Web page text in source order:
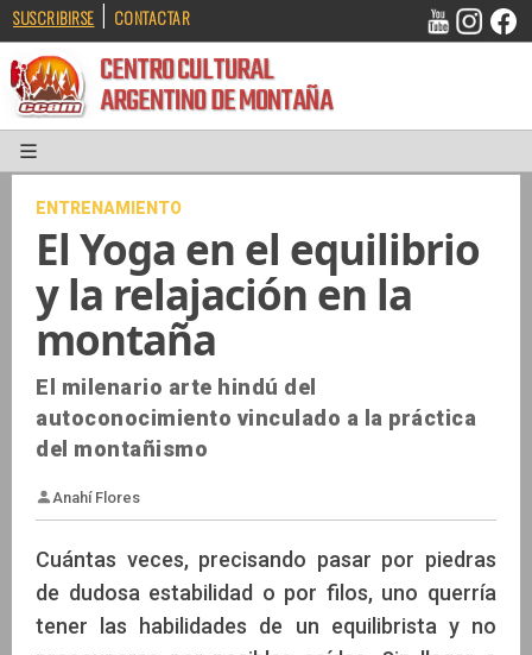
SUSCRIBIRSE | CONTACTAR
CENTRO CULTURAL
ARGENTINO DE MONTAÑA
ENTRENAMIENTO
El Yoga en el equilibrio
y la relajación en la
montaña
El milenario arte hindú del
autoconocimiento vinculado a la práctica
del montañismo
Anahí Flores
Cuántas veces, precisando pasar por piedras
de dudosa estabilidad o por filos, uno querría
tener las habilidades de un equilibrista y no